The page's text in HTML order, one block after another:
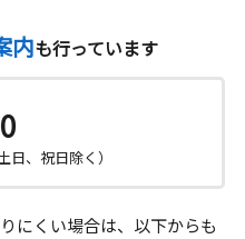
内も行っています
日、祝日除く）
にくい場合は、以下からも